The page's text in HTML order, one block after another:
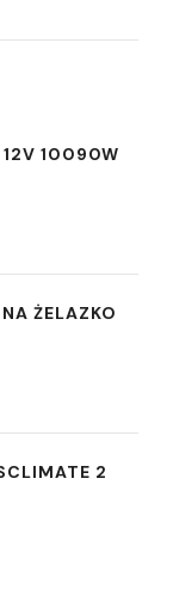
12V 10090W
ŻELAZKO
2